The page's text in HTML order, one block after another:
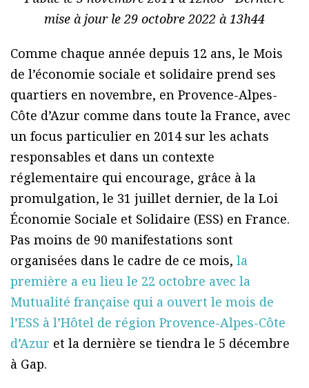
mise à jour le 29 octobre 2022 à 13h44
Comme chaque année depuis 12 ans, le Mois
de l’économie sociale et solidaire prend ses
quartiers en novembre, en Provence-Alpes-
Côte d’Azur comme dans toute la France, avec
un focus particulier en 2014 sur les achats
responsables et dans un contexte
réglementaire qui encourage, grâce à la
promulgation, le 31 juillet dernier, de la Loi
Économie Sociale et Solidaire (ESS) en France.
Pas moins de 90 manifestations sont
organisées dans le cadre de ce mois, la
première a eu lieu le 22 octobre avec la
Mutualité française qui a ouvert le mois de
l’ESS à l’Hôtel de région Provence-Alpes-Côte
d’Azur et la dernière se tiendra le 5 décembre
à Gap.